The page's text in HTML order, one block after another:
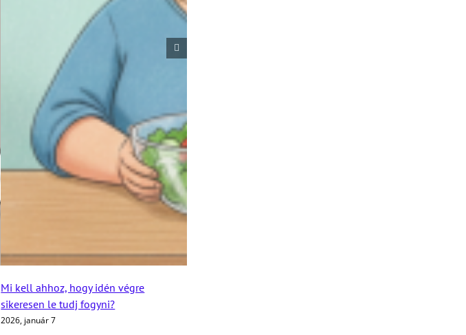
Mi kell ahhoz, hogy idén végre
sikeresen le tudj fogyni?
2026, január 7